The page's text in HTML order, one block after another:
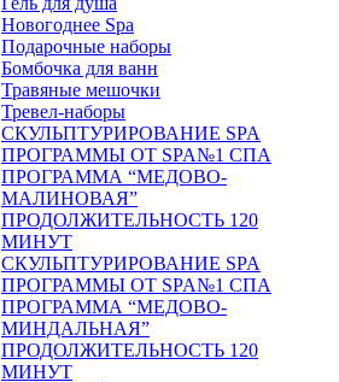
Новогоднее Spa
Подарочные наборы
Бомбочка для ванн
Травяные мешочки
Тревел-наборы
СКУЛЬПТУРИРОВАНИЕ SPA
ПРОГРАММЫ ОТ SPA№1 СПА
ПРОГРАММА “МЕДОВО-
МАЛИНОВАЯ”
ПРОДОЛЖИТЕЛЬНОСТЬ 120
МИНУТ
СКУЛЬПТУРИРОВАНИЕ SPA
ПРОГРАММЫ ОТ SPA№1 СПА
ПРОГРАММА “МЕДОВО-
МИНДАЛЬНАЯ”
ПРОДОЛЖИТЕЛЬНОСТЬ 120
МИНУТ